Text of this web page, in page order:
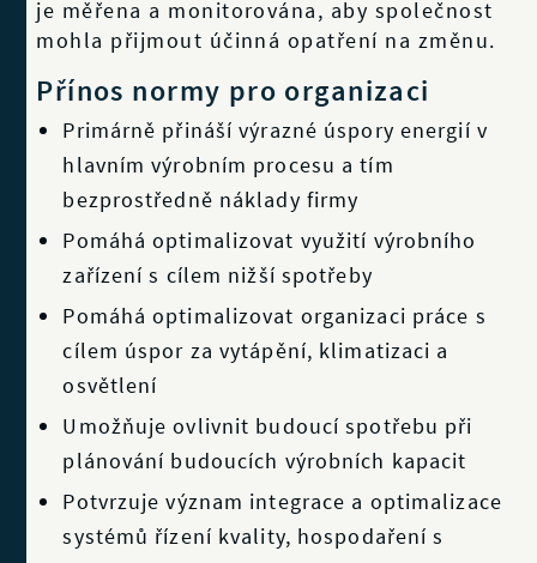
je měřena a monitorována, aby společnost
mohla přijmout účinná opatření na změnu.
Přínos normy pro organizaci
Primárně přináší výrazné úspory energií v
hlavním výrobním procesu a tím
bezprostředně náklady firmy
Pomáhá optimalizovat využití výrobního
zařízení s cílem nižší spotřeby
Pomáhá optimalizovat organizaci práce s
cílem úspor za vytápění, klimatizaci a
osvětlení
Umožňuje ovlivnit budoucí spotřebu při
plánování budoucích výrobních kapacit
Potvrzuje význam integrace a optimalizace
systémů řízení kvality, hospodaření s